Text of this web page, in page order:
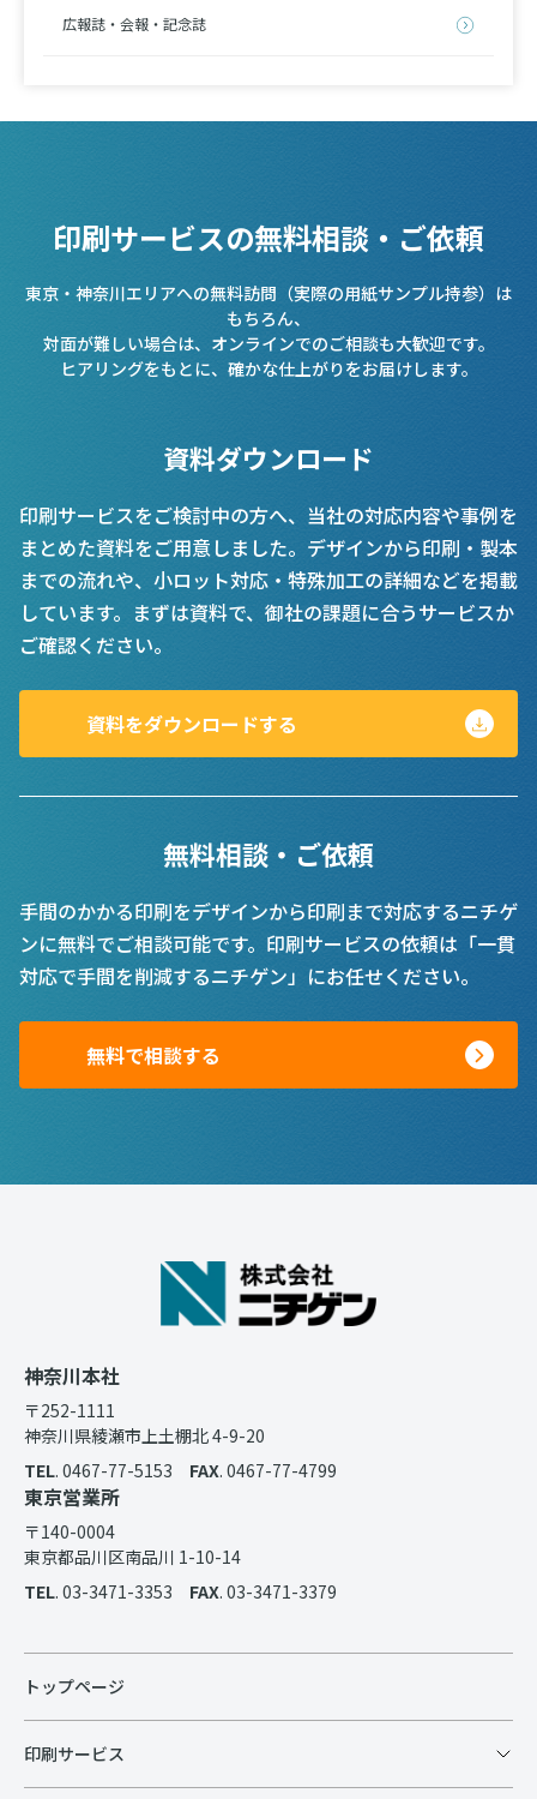
広報誌・会報・記念誌
印刷サービスの無料相談・ご依頼
東京・神奈川エリアへの無料訪問（実際の用紙サンプル持参）は
もちろん、
対面が難しい場合は、オンラインでのご相談も大歓迎です。
ヒアリングをもとに、確かな仕上がりをお届けします。
資料ダウンロード
印刷サービスをご検討中の方へ、当社の対応内容や事例を
まとめた資料をご用意しました。デザインから印刷・製本
までの流れや、小ロット対応・特殊加工の詳細などを掲載
しています。まずは資料で、御社の課題に合うサービスか
ご確認ください。
資料をダウンロードする
無料相談・ご依頼
手間のかかる印刷をデザインから印刷まで対応するニチゲ
ンに無料でご相談可能です。印刷サービスの依頼は「一貫
対応で手間を削減するニチゲン」にお任せください。
無料で相談する
神奈川本社
〒252-1111
神奈川県綾瀬市上土棚北 4-9-20
TEL. 0467-77-5153 FAX. 0467-77-4799
東京営業所
〒140-0004
東京都品川区南品川 1-10-14
TEL. 03-3471-3353 FAX. 03-3471-3379
トップページ
印刷サービス